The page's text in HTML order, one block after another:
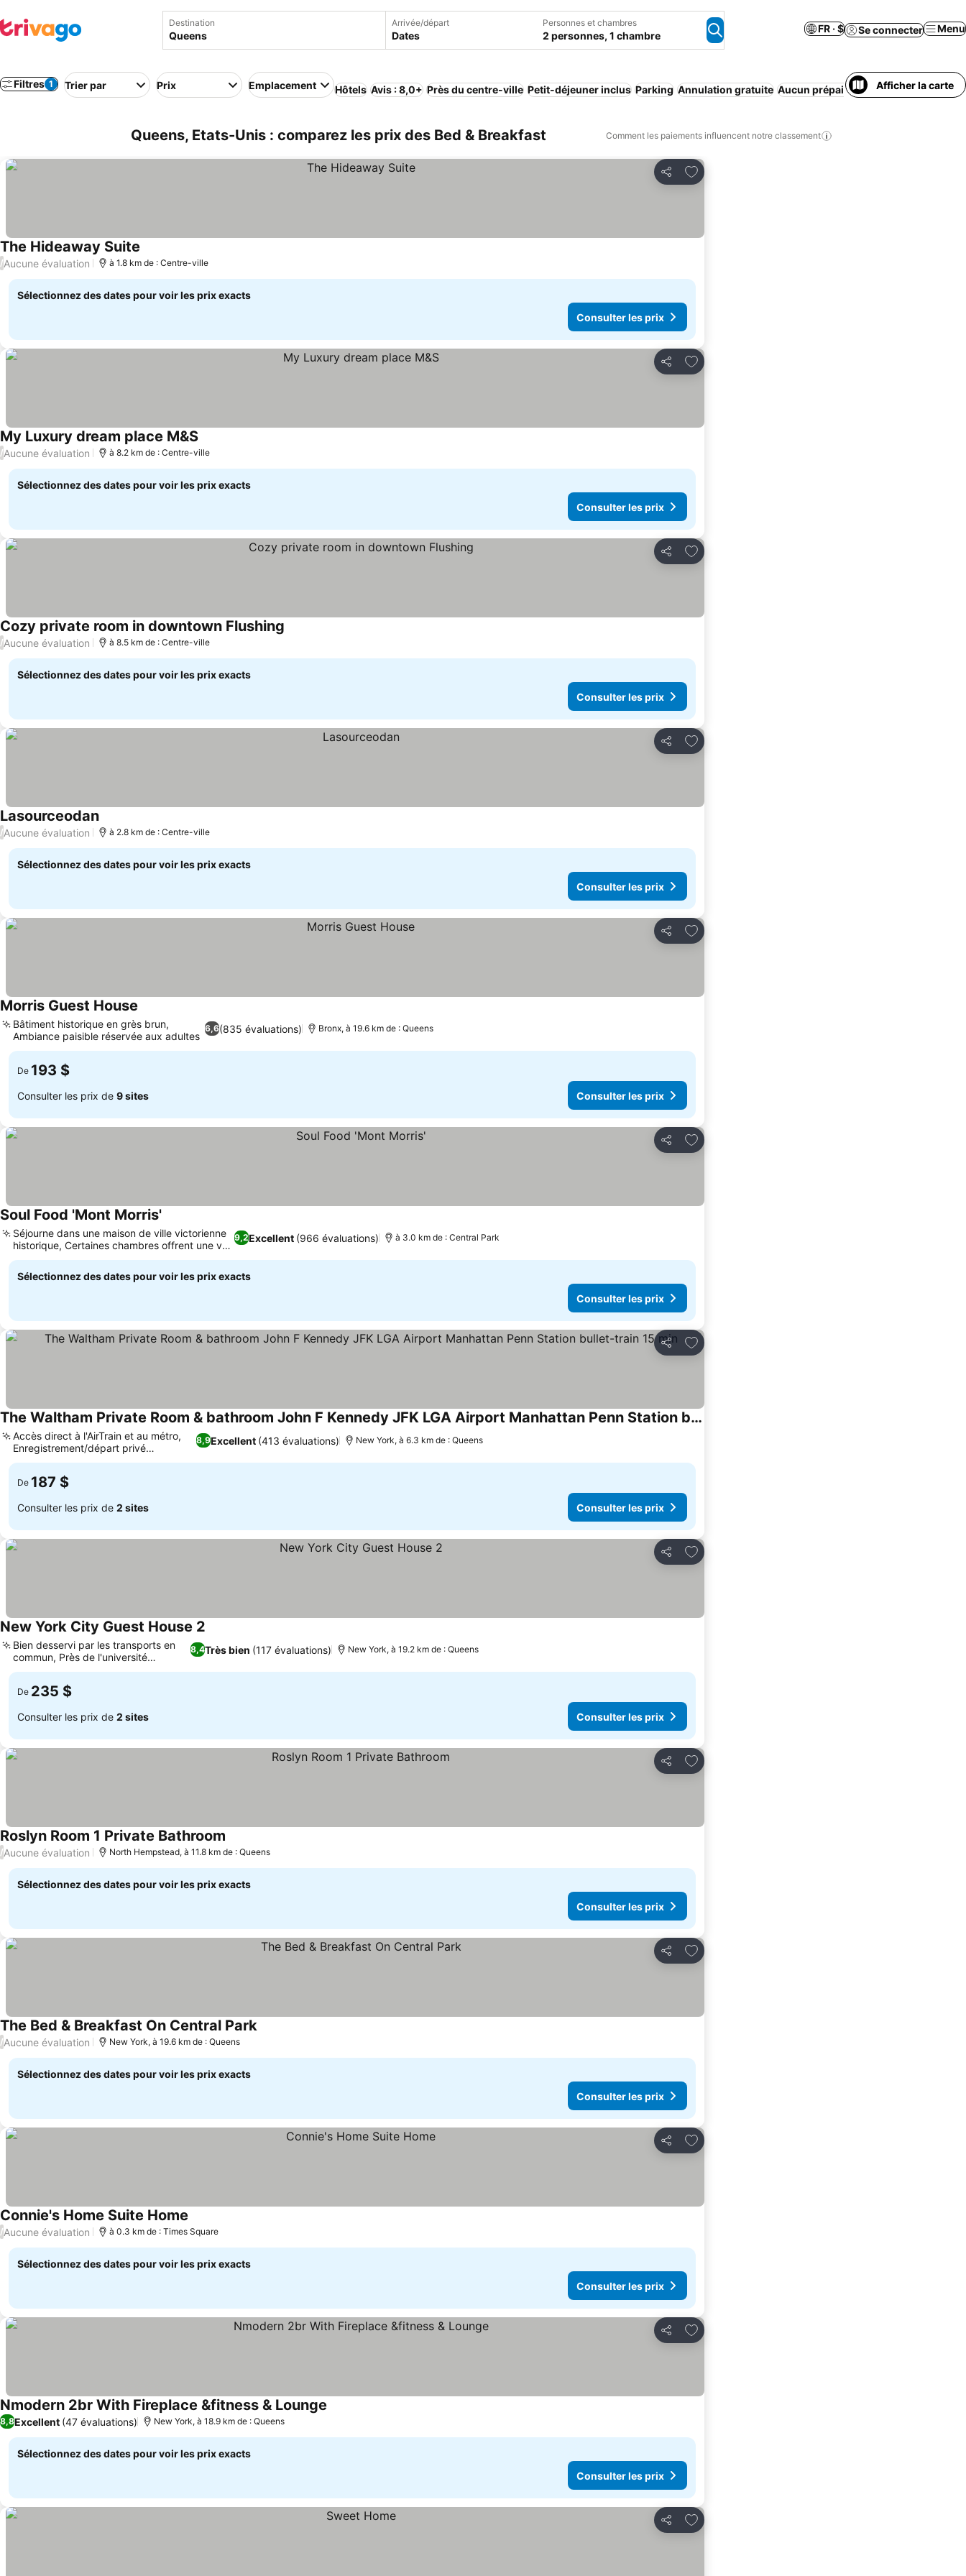
Destination Arrivée/départ
Dates
Personnes et chambres
2 personnes, 1 chambre
FR · $ Se connecter Menu
Filtres 1 Trier par Prix Emplacement Hôtels Avis : 8,0+ Près du centre-ville Petit-déjeuner inclus Parking Annulation gratuite Aucun prépaiement nécessaire
Afficher la carte
Queens, Etats-Unis : comparez les prix des Bed & Breakfast Comment les paiements influencent notre classement
Partager
Ajouter à mes favoris
The Hideaway Suite
/Aucune évaluation à 1.8 km de : Centre-ville
Sélectionnez des dates pour voir les prix exacts
Consulter les prix
Partager
Ajouter à mes favoris
My Luxury dream place M&S
/Aucune évaluation à 8.2 km de : Centre-ville
Sélectionnez des dates pour voir les prix exacts
Consulter les prix
Partager
Ajouter à mes favoris
Cozy private room in downtown Flushing
/Aucune évaluation à 8.5 km de : Centre-ville
Sélectionnez des dates pour voir les prix exacts
Consulter les prix
Partager
Ajouter à mes favoris
Lasourceodan
/Aucune évaluation à 2.8 km de : Centre-ville
Sélectionnez des dates pour voir les prix exacts
Consulter les prix
Partager
Ajouter à mes favoris
Morris Guest House
6,6(835 évaluations)
Bâtiment historique en grès brun,
Ambiance paisible réservée aux adultes
Bronx, à 19.6 km de : Queens
De 193 $
Consulter les prix de 9 sites Consulter les prix
Partager
Ajouter à mes favoris
Soul Food 'Mont Morris'
9,2Excellent (966 évaluations)
Séjourne dans une maison de ville victorienne
historique, Certaines chambres offrent une vue
sur le jardin
à 3.0 km de : Central Park
Sélectionnez des dates pour voir les prix exacts
Consulter les prix
Partager
Ajouter à mes favoris
The Waltham Private Room & bathroom John F Kennedy JFK LGA Airport Manhattan Penn Station bullet-train 15 min
8,9Excellent (413 évaluations)
Accès direct à l'AirTrain et au métro,
Enregistrement/départ privé
personnalisé
New York, à 6.3 km de : Queens
De 187 $
Consulter les prix de 2 sites Consulter les prix
Partager
Ajouter à mes favoris
New York City Guest House 2
8,4Très bien (117 évaluations)
Bien desservi par les transports en
commun, Près de l'université
Columbia
New York, à 19.2 km de : Queens
De 235 $
Consulter les prix de 2 sites Consulter les prix
Partager
Ajouter à mes favoris
Roslyn Room 1 Private Bathroom
/Aucune évaluation North Hempstead, à 11.8 km de : Queens
Sélectionnez des dates pour voir les prix exacts
Consulter les prix
Partager
Ajouter à mes favoris
The Bed & Breakfast On Central Park
/Aucune évaluation New York, à 19.6 km de : Queens
Sélectionnez des dates pour voir les prix exacts
Consulter les prix
Partager
Ajouter à mes favoris
Connie's Home Suite Home
/Aucune évaluation à 0.3 km de : Times Square
Sélectionnez des dates pour voir les prix exacts
Consulter les prix
Partager
Ajouter à mes favoris
Nmodern 2br With Fireplace &fitness & Lounge
8,8Excellent (47 évaluations) New York, à 18.9 km de : Queens
Sélectionnez des dates pour voir les prix exacts
Consulter les prix
Partager
Ajouter à mes favoris